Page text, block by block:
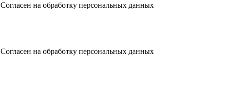
Согласен на обработку персональных данных
Согласен на обработку персональных данных